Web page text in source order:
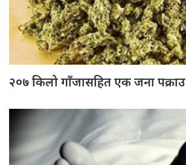
२०७ किलो गाँजासहित एक जना पक्राउ